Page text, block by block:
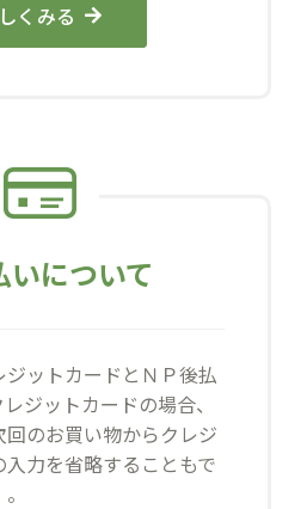
くみる
いについて
ットカードとＮＰ後払
ジットカードの場合、
のお買い物からクレジ
力を省略することもで